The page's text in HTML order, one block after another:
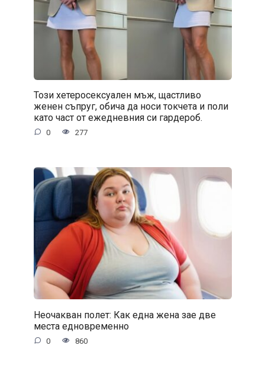
Този хетеросексуален мъж, щастливо
женен съпруг, обича да носи токчета и поли
като част от ежедневния си гардероб.
0 277
Неочакван полет: Как една жена зае две
места едновременно
0 860